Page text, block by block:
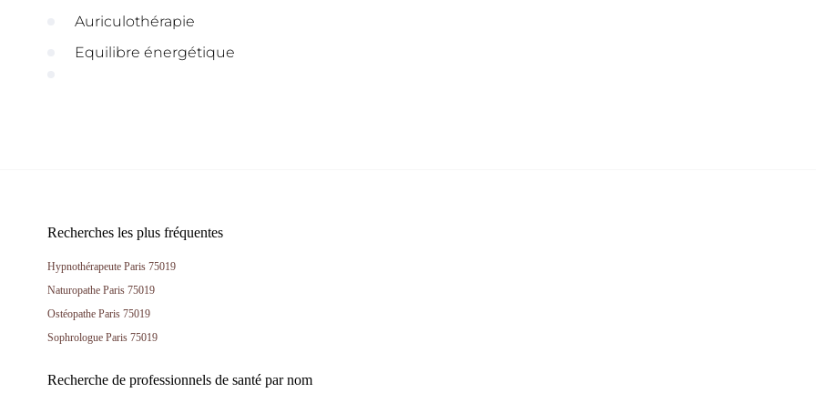
Auriculothérapie
Equilibre énergétique
Recherches les plus fréquentes
Hypnothérapeute Paris 75019
Naturopathe Paris 75019
Ostéopathe Paris 75019
Sophrologue Paris 75019
Recherche de professionnels de santé par nom